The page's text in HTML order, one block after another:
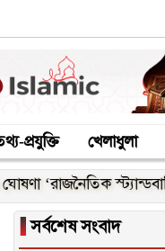
প্রযুক্তি খেলাধুলা
স্ট্যান্ডবাজি’
▐সর্বশেষ সংবাদ